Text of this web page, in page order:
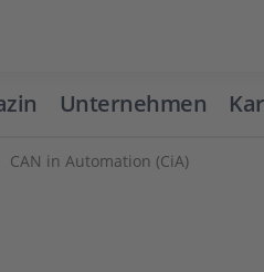
Unternehmen
CAN in Automation (CiA)